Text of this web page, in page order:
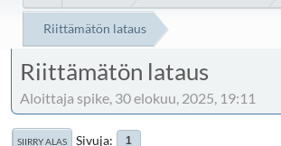
Riittämätön lataus
Riittämätön lataus
Aloittaja spike, 30 elokuu, 2025, 19:11
SIIRRY ALAS Sivuja 1